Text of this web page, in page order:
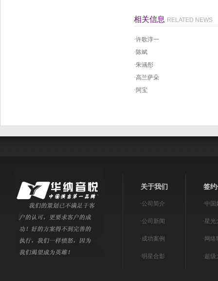
相关信息 RELATED NEWS
·许歌淳一
·陈斌
·朱涵彤
·高兰萨朵
·阿宝
关于我们
·公司简介
·公司新闻
·成功案例
·明星合影
签
·中国
·星光
· 网络
·超级